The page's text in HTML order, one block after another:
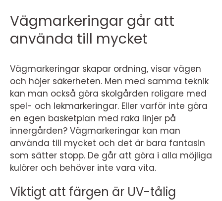
Vägmarkeringar går att
använda till mycket
Vägmarkeringar skapar ordning, visar vägen
och höjer säkerheten. Men med samma teknik
kan man också göra skolgården roligare med
spel- och lekmarkeringar. Eller varför inte göra
en egen basketplan med raka linjer på
innergården? Vägmarkeringar kan man
använda till mycket och det är bara fantasin
som sätter stopp. De går att göra i alla möjliga
kulörer och behöver inte vara vita.
Viktigt att färgen är UV-tålig